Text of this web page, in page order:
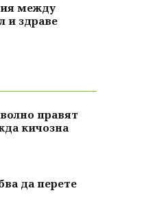
между
и здраве
правят
кичозна
да перете